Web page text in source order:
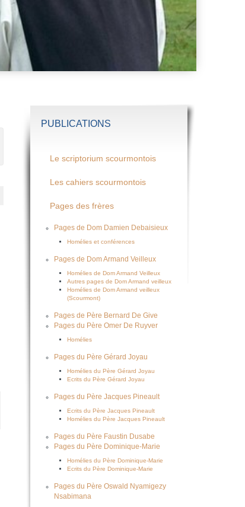
PUBLICATIONS
Le scriptorium scourmontois
Les cahiers scourmontois
Pages des frères
Pages de Dom Damien Debaisieux
Homélies et conférences
Pages de Dom Armand Veilleux
Homélies de Dom Armand Veilleux
Autres pages de Dom Armand veilleux
Homélies de Dom Armand veilleux
(Scourmont)
Pages de Père Bernard De Give
Pages du Père Omer De Ruyver
Homélies
Pages du Père Gérard Joyau
Homélies du Père Gérard Joyau
Ecrits du Père Gérard Joyau
Pages du Père Jacques Pineault
Ecrits du Père Jacques Pineault
Homélies du Père Jacques Pineault
Pages du Père Faustin Dusabe
Pages du Père Dominique-Marie
Homélies du Père Dominique-Marie
Ecrits du Père Dominique-Marie
Pages du Père Oswald Nyamigezy
Nsabimana